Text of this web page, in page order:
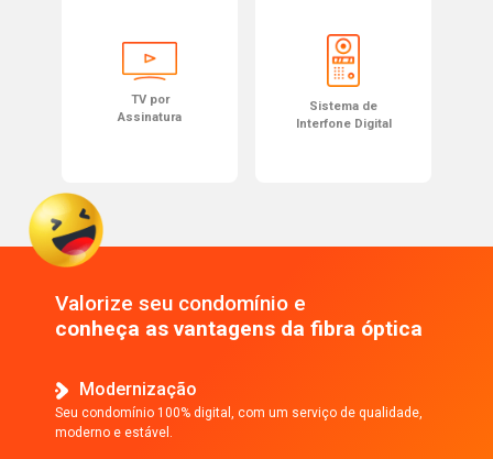
TV por
Assinatura
Sistema de
Interfone Digital
Valorize seu condomínio e
conheça as vantagens da fibra óptica
Modernização
Seu condomínio 100% digital, com um serviço de qualidade,
moderno e estável.